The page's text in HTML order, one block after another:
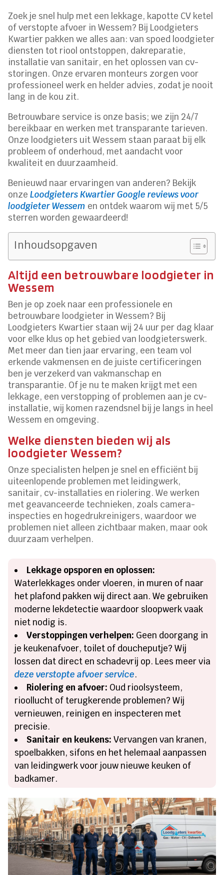
Zoek je snel hulp met een lekkage, kapotte CV ketel
of verstopte afvoer in Wessem? Bij Loodgieters
Kwartier pakken we alles aan: van spoed loodgieter
diensten tot riool ontstoppen, dakreparatie,
installatie van sanitair, en het oplossen van cv-
storingen. Onze ervaren monteurs zorgen voor
professioneel werk en helder advies, zodat je nooit
lang in de kou zit.
Betrouwbare service is onze basis; we zijn 24/7
bereikbaar en werken met transparante tarieven.
Onze loodgieters uit Wessem staan paraat bij elk
probleem of onderhoud, met aandacht voor
kwaliteit en duurzaamheid.
Benieuwd naar ervaringen van anderen? Bekijk
onzeLoodgieters Kwartier Google reviews voor
loodgieter Wessem en ontdek waarom wij met 5/5
sterren worden gewaardeerd!
Inhoudsopgaven
Altijd een betrouwbare loodgieter in
Wessem
Ben je op zoek naar een professionele en
betrouwbare loodgieter in Wessem? Bij
Loodgieters Kwartier staan wij 24 uur per dag klaar
voor elke klus op het gebied van loodgieterswerk.
Met meer dan tien jaar ervaring, een team vol
erkende vakmensen en de juiste certificeringen
ben je verzekerd van vakmanschap en
transparantie. Of je nu te maken krijgt met een
lekkage, een verstopping of problemen aan je cv-
installatie, wij komen razendsnel bij je langs in heel
Wessem en omgeving.
Welke diensten bieden wij als
loodgieter Wessem?
Onze specialisten helpen je snel en efficiënt bij
uiteenlopende problemen met leidingwerk,
sanitair, cv-installaties en riolering. We werken
met geavanceerde technieken, zoals camera-
inspecties en hogedrukreinigers, waardoor we
problemen niet alleen zichtbaar maken, maar ook
duurzaam verhelpen.
Lekkage opsporen en oplossen:
Waterlekkages onder vloeren, in muren of naar
het plafond pakken wij direct aan. We gebruiken
moderne lekdetectie waardoor sloopwerk vaak
niet nodig is.
Verstoppingen verhelpen: Geen doorgang in
je keukenafvoer, toilet of doucheputje? Wij
lossen dat direct en schadevrij op. Lees meer via
deze verstopte afvoer service.
Riolering en afvoer: Oud rioolsysteem,
rioollucht of terugkerende problemen? Wij
vernieuwen, reinigen en inspecteren met
precisie.
Sanitair en keukens: Vervangen van kranen,
spoelbakken, sifons en het helemaal aanpassen
van leidingwerk voor jouw nieuwe keuken of
badkamer.